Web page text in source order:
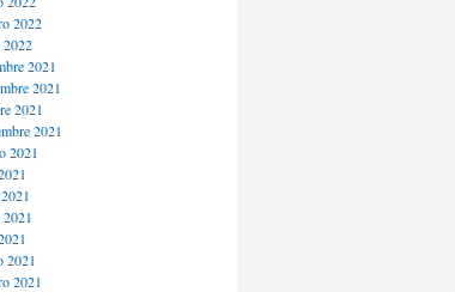
2022
2022
2021
2021
2021
2021
2021
2021
2021